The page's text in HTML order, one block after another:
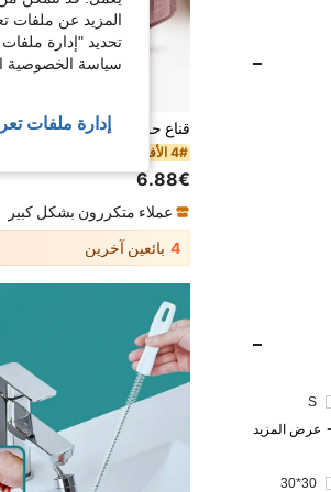
S
عرض المزيد
30*30
4# الأفضل مبيعا
6.88€
عملاء متكررون بشكل كبير
4 بائعين آخرين
المزيد عن ملفات
تحديد "إدارة
سياسة الخصوصية
إدارة ملفات